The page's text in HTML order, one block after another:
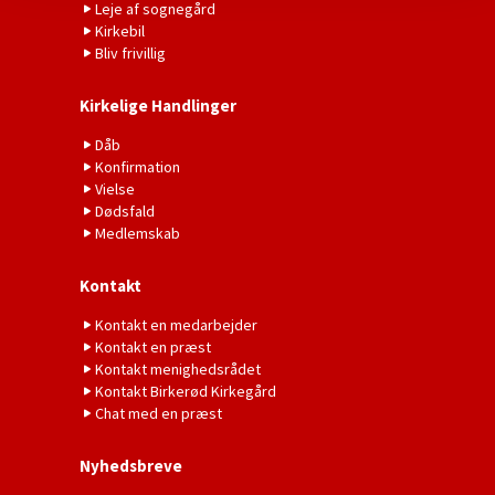
Leje af sognegård
Kirkebil
Bliv frivillig
Kirkelige Handlinger
Dåb
Konfirmation
Vielse
Dødsfald
Medlemskab
Kontakt
Kontakt en medarbejder
Kontakt en præst
Kontakt menighedsrådet
Kontakt Birkerød Kirkegård
Chat med en præst
Nyhedsbreve